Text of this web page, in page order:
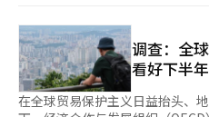
不断涌现。只要作品足够优秀，
全球观众关注。我觉得当前是电
场变革的开始。” 被问及如何理解“演技”时，李炳宪分享
道：“成年后开始演戏，时间已
互影响，有时甚至让我怀疑自己
技的核心在于“共鸣”和“观察”
关税豁免，关税成本势必转嫁至
进一步下滑。同时，三星电子与
击，TCL、海信、小米等中国三
促销策略，正持续扩大其在全球的市场份额。
出，今年下半年电视市场走势将
销战略，以及电视制造商与显示
讲台将距离缩短至1.5米。记者会
议”（Town Hall Meeting）形式
次是创新的提问方式，未与媒体
交名片，由记者团干事随机抽取
盖民生经济、政治外交、社会文
调查：全
看好下半
在全球贸易保护主义日益抬头、